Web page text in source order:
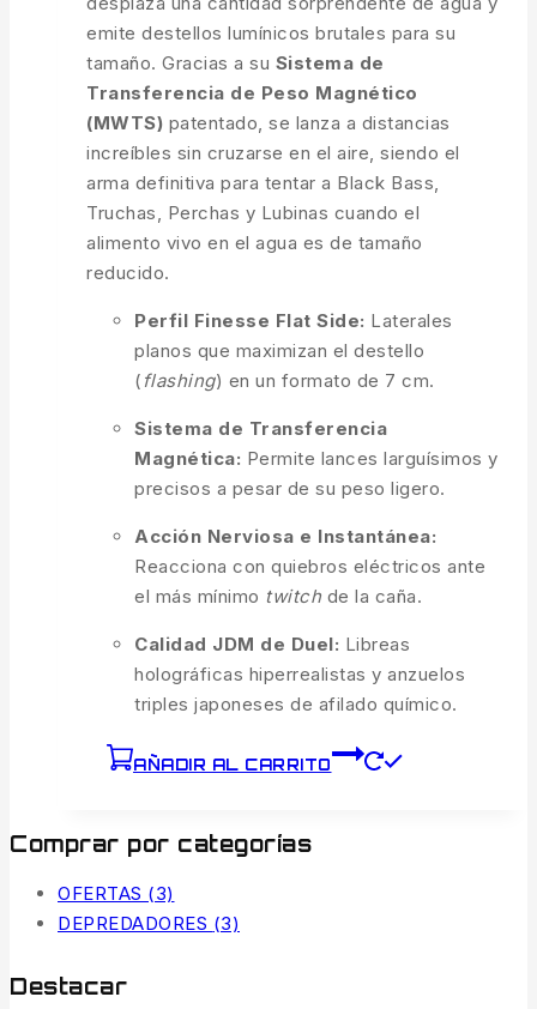
emite destellos lumínicos brutales para su
tamaño. Gracias a su Sistema de
Transferencia de Peso Magnético
(MWTS) patentado, se lanza a distancias
increíbles sin cruzarse en el aire, siendo el
arma definitiva para tentar a Black Bass,
Truchas, Perchas y Lubinas cuando el
alimento vivo en el agua es de tamaño
reducido.
Perfil Finesse Flat Side: Laterales
planos que maximizan el destello
( flashing) en un formato de 7 cm.
Sistema de Transferencia
Magnética: Permite lances larguísimos y
precisos a pesar de su peso ligero.
Acción Nerviosa e Instantánea:
Reacciona con quiebros eléctricos ante
el más mínimo twitch de la caña.
Calidad JDM de Duel: Libreas
holográficas hiperrealistas y anzuelos
triples japoneses de afilado químico.
AÑADIR AL CARRITO
Comprar por categorías
OFERTAS (3)
DEPREDADORES (3)
Destacar